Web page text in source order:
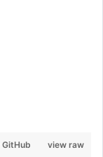
view raw
GitHub